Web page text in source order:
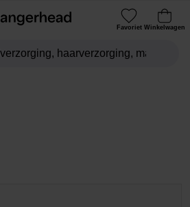
Favoriet Winkelwagen